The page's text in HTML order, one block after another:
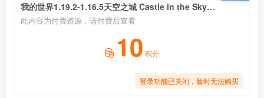
我的世界1.19.2-1.16.5天空之城 Castle in the Sky Mod
此内容为付费资源，请付费后查看
10 积分
登录功能已关闭，暂时无法购买